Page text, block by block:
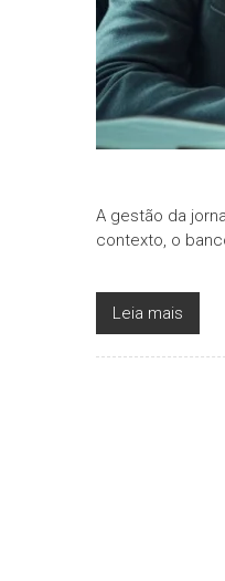
A gestão da
contexto, o
Leia mais